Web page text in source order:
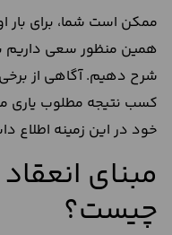
ممکن است شما، برای بار
همین منظور سعی داریم
شرح دهیم. آگاهی از برخی
کسب نتیجه مطلوب
خود در این زمینه اطلاع
مبنای
چیست؟